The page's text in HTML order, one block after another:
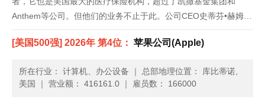
Anthem等公司。但他们的业务不止于此。公司CEO史蒂芬•赫姆斯
利对Optum医疗服务部门投入了重金，这个部门包括药品福利管理
和健康数据分析等业务。虽然对于总部位于明尼苏达州的联合健康
[美国500强] 2026年 第4位： 苹果公司(Apple)
所在行业： 计算机、办公设备 ｜ 总部地理位置： 库比蒂诺,
美国
｜ 营业额： 416161.0 ｜ 雇员数： 166000